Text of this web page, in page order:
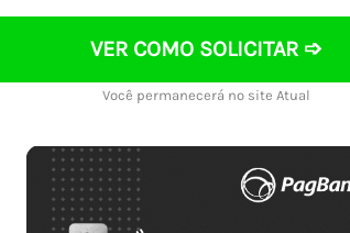
VER COMO SOLICITAR ➩
Você permanecerá no site Atual